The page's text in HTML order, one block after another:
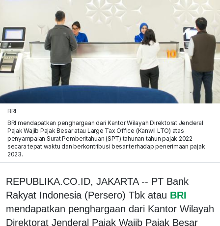
BRI
BRI mendapatkan penghargaan dari Kantor Wilayah Direktorat Jenderal
Pajak Wajib Pajak Besar atau Large Tax Office (Kanwil LTO) atas
penyampaian Surat Pemberitahuan (SPT) tahunan tahun pajak 2022
secara tepat waktu dan berkontribusi besar terhadap penerimaan pajak
2023.
REPUBLIKA.CO.ID, JAKARTA -- PT Bank
Rakyat Indonesia (Persero) Tbk atau BRI
mendapatkan penghargaan dari Kantor Wilayah
Direktorat Jenderal Pajak Wajib Pajak Besar